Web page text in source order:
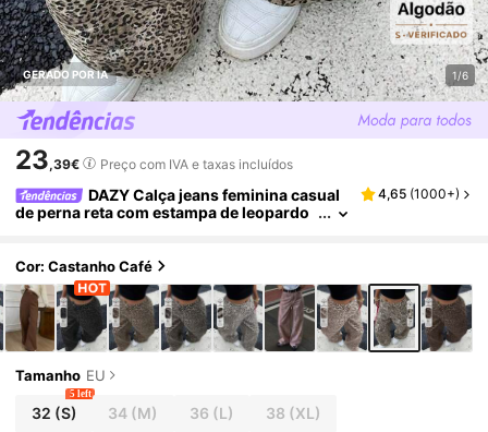
GERADO POR IA 1/6
23,39€ Preço com IVA e taxas incluídos
DAZY Calça jeans feminina casual
de perna reta com estampa de leopardo
4,65 (1000+)
Cor: Castanho Café
Tamanho EU
32 (S)
5 left
34 (M) 36 (L) 38 (XL)